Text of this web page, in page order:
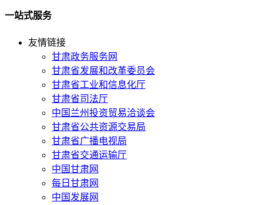
一站式服务
友情链接
甘肃政务服务网
甘肃省发展和改革委员会
甘肃省工业和信息化厅
甘肃省司法厅
中国兰州投资贸易洽谈会
甘肃省公共资源交易局
甘肃省广播电视局
甘肃省交通运输厅
中国甘肃网
每日甘肃网
中国发展网